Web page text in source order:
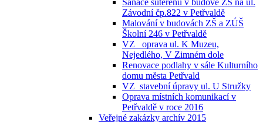
Sanace suterénu v budově ZŠ na ul.
Závodní čp.822 v Petřvaldě
Malování v budovách ZŠ a ZÚŠ
Školní 246 v Petřvaldě
VZ_ oprava ul. K Muzeu,
Nejedlého, V Zimném dole
Renovace podlahy v sále Kulturního
domu města Petřvald
VZ_stavební úpravy ul. U Stružky
Oprava místních komunikací v
Petřvaldě v roce 2016
Veřejné zakázky archív 2015